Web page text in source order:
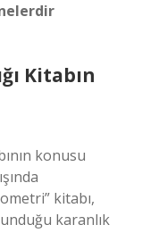
Kitabın
konusu
kitabı,
karanlık